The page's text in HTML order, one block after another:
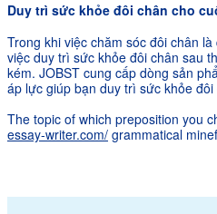
Duy trì sức khỏe đôi chân cho cu
Trong khi việc chăm sóc đôi chân
việc duy trì sức khỏe đôi chân sau
kém. JOBST cung cấp dòng sản
áp lực giúp bạn duy trì sức khỏe
The topic of which preposition you
essay-writer.com/ grammatical